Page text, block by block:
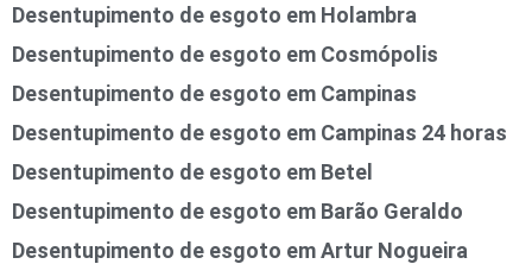
Desentupimento de esgoto em Holambra
Desentupimento de esgoto em Cosmópolis
Desentupimento de esgoto em Campinas
Desentupimento de esgoto em Campinas 24 horas
Desentupimento de esgoto em Betel
Desentupimento de esgoto em Barão Geraldo
Desentupimento de esgoto em Artur Nogueira